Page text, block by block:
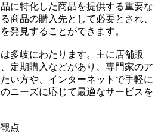
に特化した商品を提供する重要な
商品の購入先として必要とされ、
発見することができます。
多岐にわたります。主に店舗販
定期購入などがあり、専門家のア
い方や、インターネットで手軽に
ニーズに応じて最適なサービスを
点